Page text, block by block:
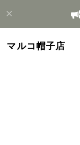
マルコ帽子店